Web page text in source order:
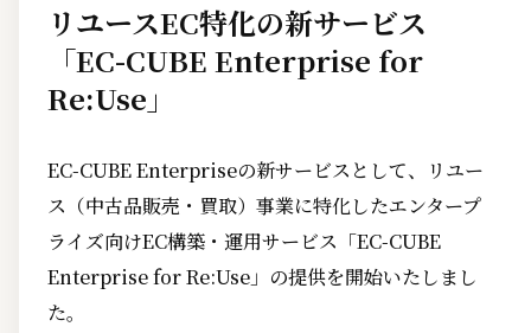
リユースEC特化の新サービス
「EC-CUBE Enterprise for
Re:Use」
EC-CUBE Enterpriseの新サービスとして、リユー
ス（中古品販売・買取）事業に特化したエンタープ
ライズ向けEC構築・運用サービス「EC-CUBE
Enterprise for Re:Use」の提供を開始いたしまし
た。